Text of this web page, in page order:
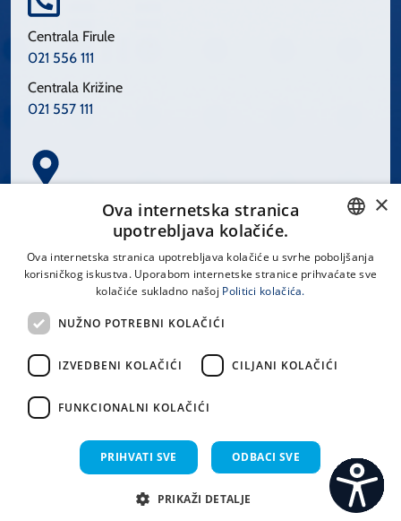
Centrala Firule
021 556 111
Centrala Križine
021 557 111
Spinčićeva 1, 21000 Split
LINKOVI
Uvjeti korištenja
CROATIAN
×
Ova internetska stranica
upotrebljava kolačiće.
Ova internetska stranica upotrebljava kolačiće u svrhe poboljšanja
korisničkog iskustva. Uporabom internetske stranice prihvaćate sve
kolačiće sukladno našoj Politici kolačića.
NUŽNO POTREBNI KOLAČIĆI
IZVEDBENI KOLAČIĆI CILJANI KOLAČIĆI
FUNKCIONALNI KOLAČIĆI
PRIHVATI SVE ODBACI SVE
PRIKAŽI DETALJE